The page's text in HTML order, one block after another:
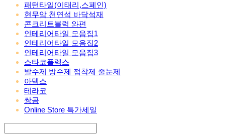
패턴타일(이태리,스페인)
현무암 천연석 바닥석재
콘크리트블럭 와편
인테리어타일 모음집1
인테리어타일 모음집2
인테리어타일 모음집3
스타코플렉스
발수제 방수제 접착제 줄눈제
아덱스
테라코
쌍곰
Online Store 특가세일